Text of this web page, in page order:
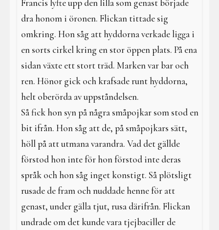
Francis lyfte upp den lilla som genast började
dra honom i öronen. Flickan tittade sig
omkring. Hon såg att hyddorna verkade ligga i
en sorts cirkel kring en stor öppen plats. På ena
sidan växte ett stort träd. Marken var bar och
ren. Hönor gick och krafsade runt hyddorna,
helt oberörda av uppståndelsen.
Så fick hon syn på några småpojkar som stod en
bit ifrån. Hon såg att de, på småpojkars sätt,
höll på att utmana varandra. Vad det gällde
förstod hon inte för hon förstod inte deras
språk och hon såg inget konstigt. Så plötsligt
rusade de fram och nuddade henne för att
genast, under gälla tjut, rusa därifrån. Flickan
undrade om det kunde vara tjejbaciller de